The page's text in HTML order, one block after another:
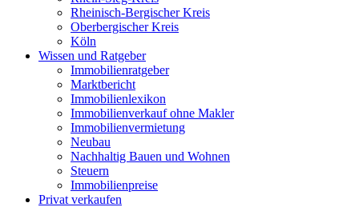
Rheinisch-Bergischer Kreis
Oberbergischer Kreis
Köln
Wissen und Ratgeber
Immobilienratgeber
Marktbericht
Immobilienlexikon
Immobilienverkauf ohne Makler
Immobilienvermietung
Neubau
Nachhaltig Bauen und Wohnen
Steuern
Immobilienpreise
Privat verkaufen